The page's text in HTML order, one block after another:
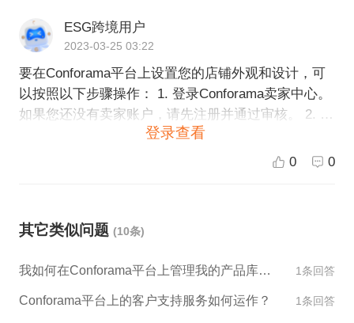
ESG跨境用户
2023-03-25 03:22
要在Conforama平台上设置您的店铺外观和设计，可
以按照以下步骤操作： 1. 登录Conforama卖家中心。
如果您还没有卖家账户，请先注册并通过审核。 2. 进
入“我的店铺”页面，选择“设置店铺”。 3. 在“店铺设计”
选项卡中，您可以选择不同的模板，预览并应用到您
片，并显示在店铺的首页或其他位置。 5. 在“分类管
类放在更显眼的位置。 6. 完成设置后，点击“保存”按
钮，您的店铺外观和设计就更新了。 请注意，Confor
登录查看
0 0
其它类似问题 (10条)
我如何在Conforama平台上管理我的产品库存？ 1条回答
Conforama平台上的客户支持服务如何运作？ 1条回答